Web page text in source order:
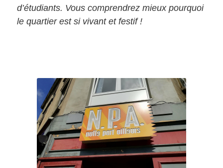
d’étudiants. Vous comprendrez mieux pourquoi
le quartier est si vivant et festif !